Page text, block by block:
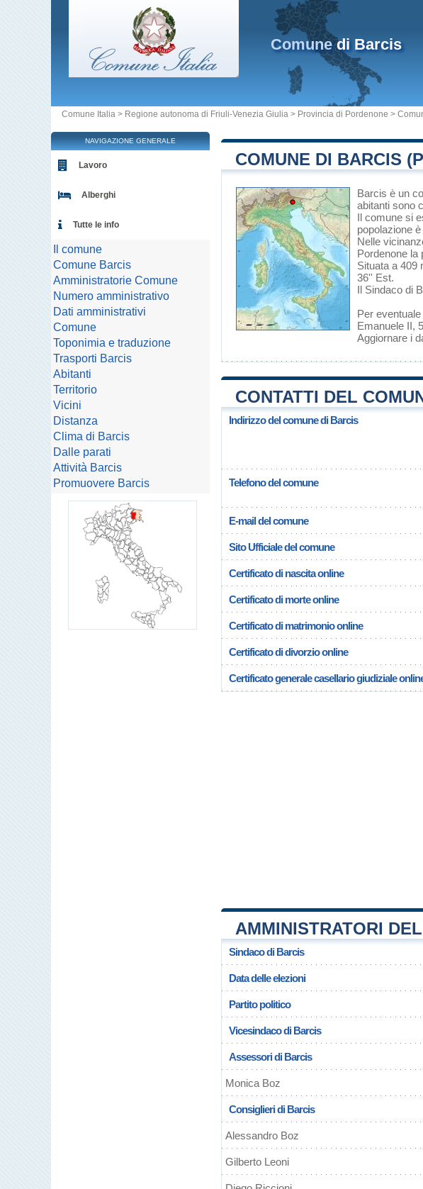
Comunedi Barcis
Comune Italia > Regione autonoma di Friuli-Venezia Giulia > Provincia di Pordenone >
COMUNE DI BARCIS
Barcis è un
abitanti sono
Il comune si
popolazione
Nelle
Pordenone la
Situata a 409
36'' Est.
Il Sindaco di
Per
Emanuele II,
Aggiornare i
CONTATTI DEL
Indirizzo del comune di Barcis
Telefono del comune
E-mail del comune
Sito Ufficiale del comune
Certificato di nascita online
Certificato di morte online
Certificato di matrimonio online
Certificato di divorzio online
Certificato generale casellario giudiziale
AMMINISTRATORI
Sindaco di Barcis
Data delle elezioni
Partito politico
Vicesindaco di Barcis
Assessori di Barcis
Monica Boz
Consiglieri di Barcis
Alessandro Boz
Gilberto Leoni
NAVIGAZIONE GENERALE
Lavoro
Alberghi
Tutte le info
Il comune
Comune Barcis
Amministratorie Comune
Numero amministrativo
Dati amministrativi
Comune
Toponimia e traduzione
Trasporti Barcis
Abitanti
Territorio
Vicini
Distanza
Clima di Barcis
Dalle parati
Attività Barcis
Promuovere Barcis